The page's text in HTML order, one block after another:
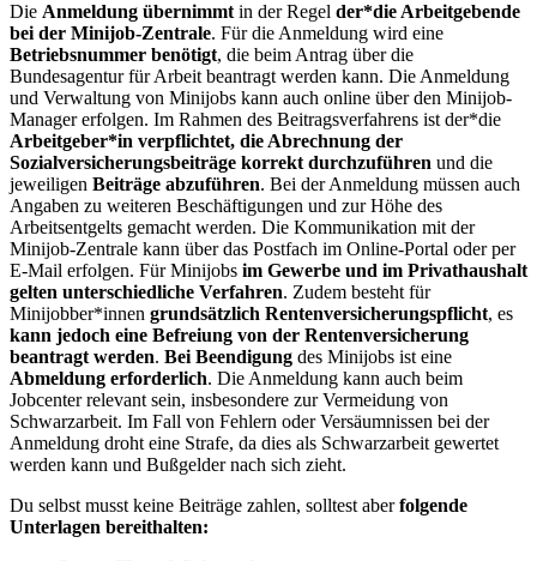
Die Anmeldung übernimmtin der Regel der*die Arbeitgebende
bei der Minijob-Zentrale. Für die Anmeldung wird eine
Betriebsnummer benötigt, die beim Antrag über die
Bundesagentur für Arbeit beantragt werden kann. Die Anmeldung
und Verwaltung von Minijobs kann auch online über den Minijob-
Manager erfolgen. Im Rahmen des Beitragsverfahrens ist der*die
Arbeitgeber*in verpflichtet, die Abrechnung der
Sozialversicherungsbeiträge korrekt durchzuführen und die
jeweiligen Beiträge abzuführen. Bei der Anmeldung müssen auch
Angaben zu weiteren Beschäftigungen und zur Höhe des
Arbeitsentgelts gemacht werden. Die Kommunikation mit der
Minijob-Zentrale kann über das Postfach im Online-Portal oder per
E-Mail erfolgen. Für Minijobs im Gewerbe und im Privathaushalt
gelten unterschiedliche Verfahren. Zudem besteht für
Minijobber*innen grundsätzlich Rentenversicherungspflicht, es
kann jedoch eine Befreiung von der Rentenversicherung
beantragt werden. Bei Beendigung des Minijobs ist eine
Abmeldung erforderlich. Die Anmeldung kann auch beim
Jobcenter relevant sein, insbesondere zur Vermeidung von
Schwarzarbeit. Im Fall von Fehlern oder Versäumnissen bei der
Anmeldung droht eine Strafe, da dies als Schwarzarbeit gewertet
werden kann und Bußgelder nach sich zieht.
Du selbst musst keine Beiträge zahlen, solltest aberfolgende
Unterlagen bereithalten: